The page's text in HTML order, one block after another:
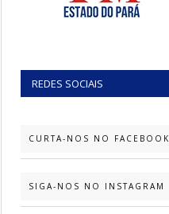
REDES SOCIAIS
CURTA-NOS NO FACEBOOK
SIGA-NOS NO INSTAGRAM